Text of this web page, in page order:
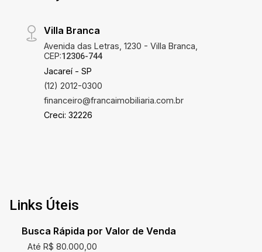
Villa Branca
Avenida das Letras, 1230 - Villa Branca,
CEP:12306-744
Jacareí - SP
(12) 2012-0300
financeiro@francaimobiliaria.com.br
Creci: 32226
Links Úteis
Busca Rápida por Valor de Venda
Até R$ 80.000,00